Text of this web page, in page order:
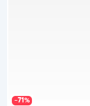
−71%